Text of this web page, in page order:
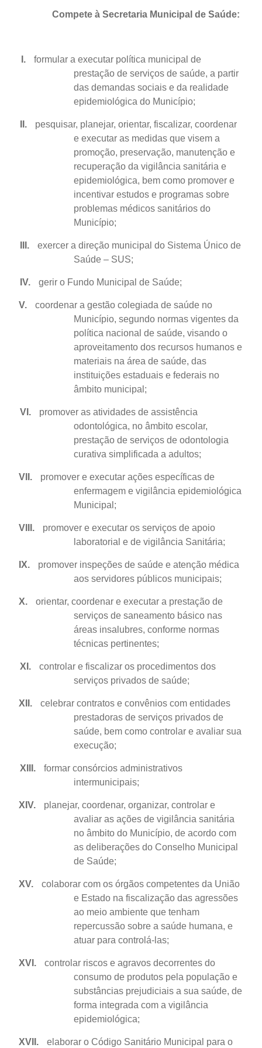
Compete à Secretaria Municipal de Saúde:
I.
formular a executar política municipal de
prestação de serviços de saúde, a partir
das demandas sociais e da realidade
epidemiológica do Município;
II.
pesquisar, planejar, orientar, fiscalizar, coordenar
e executar as medidas que visem a
promoção, preservação, manutenção e
recuperação da vigilância sanitária e
epidemiológica, bem como promover e
incentivar estudos e programas sobre
problemas médicos sanitários do
Município;
III.
exercer a direção municipal do Sistema Único de
Saúde – SUS;
IV. gerir o Fundo Municipal de Saúde;
V.
coordenar a gestão colegiada de saúde no
Município, segundo normas vigentes da
política nacional de saúde, visando o
aproveitamento dos recursos humanos e
materiais na área de saúde, das
instituições estaduais e federais no
âmbito municipal;
VI.
promover as atividades de assistência
odontológica, no âmbito escolar,
prestação de serviços de odontologia
curativa simplificada a adultos;
VII.
promover e executar ações específicas de
enfermagem e vigilância epidemiológica
Municipal;
VIII.
promover e executar os serviços de apoio
laboratorial e de vigilância Sanitária;
IX.
promover inspeções de saúde e atenção médica
aos servidores públicos municipais;
X.
orientar, coordenar e executar a prestação de
serviços de saneamento básico nas
áreas insalubres, conforme normas
técnicas pertinentes;
XI.
controlar e fiscalizar os procedimentos dos
serviços privados de saúde;
XII.
celebrar contratos e convênios com entidades
prestadoras de serviços privados de
saúde, bem como controlar e avaliar sua
execução;
XIII.
formar consórcios administrativos
intermunicipais;
XIV.
planejar, coordenar, organizar, controlar e
avaliar as ações de vigilância sanitária
no âmbito do Município, de acordo com
as deliberações do Conselho Municipal
de Saúde;
XV.
colaborar com os órgãos competentes da União
e Estado na fiscalização das agressões
ao meio ambiente que tenham
repercussão sobre a saúde humana, e
atuar para controlá-las;
XVI.
controlar riscos e agravos decorrentes do
consumo de produtos pela população e
substâncias prejudiciais a sua saúde, de
forma integrada com a vigilância
epidemiológica;
XVII. elaborar o Código Sanitário Municipal para o